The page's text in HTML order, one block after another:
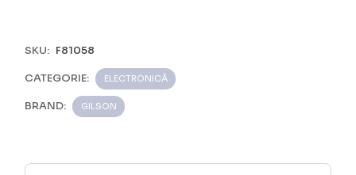
SKU: F81058
CATEGORIE: ELECTRONICĂ
BRAND: GILSON